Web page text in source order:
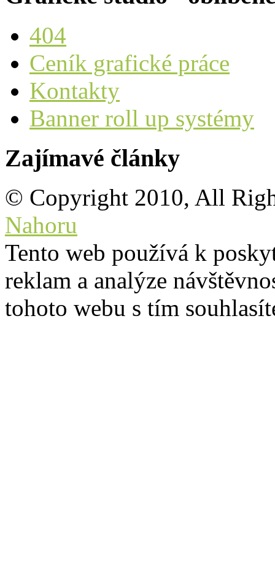
404
Ceník grafické práce
Kontakty
Banner roll up systémy
Zajímavé články
© Copyright 2010, All
Nahoru
Tento web používá k
reklam a analýze
tohoto webu s tím